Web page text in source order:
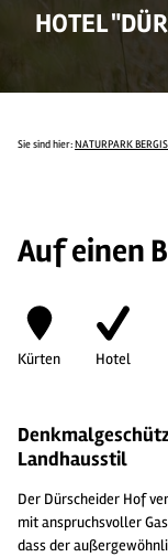
HOTEL
Sie sind hier:NATURPARK
Auf einen
Kürten Hotel
Landhausstil
Der Dürscheider Hof
mit anspruchsvoller
dass der